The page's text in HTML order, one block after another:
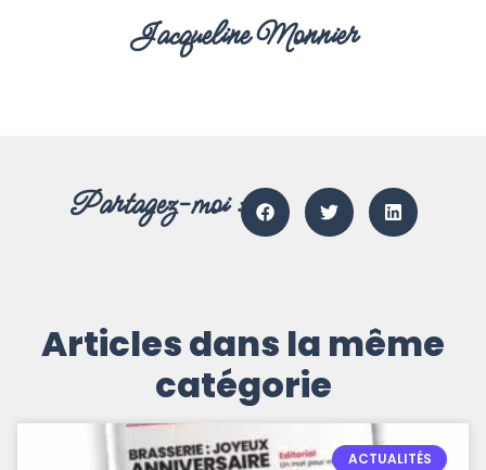
Jacqueline Monnier
Partagez-moi :
Articles dans la même
catégorie
ACTUALITÉS